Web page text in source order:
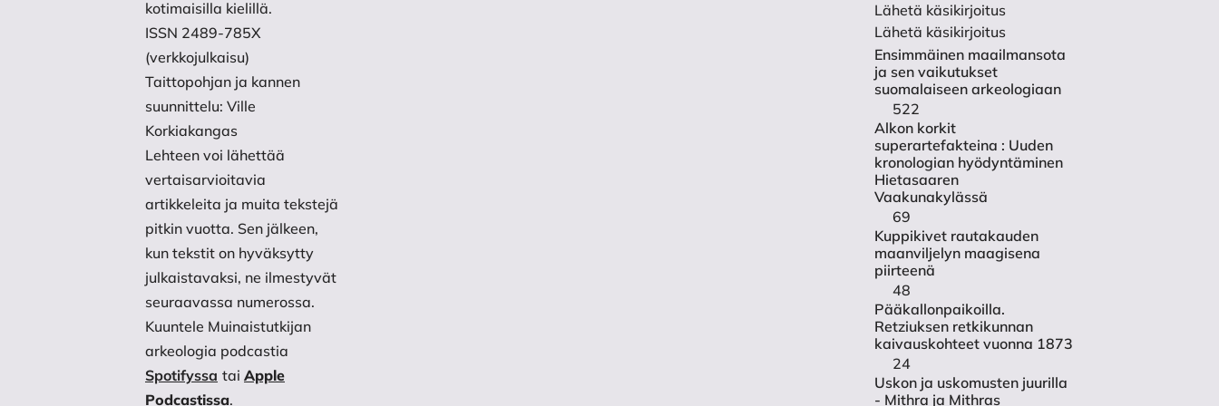
Pääkkönen, L. 1900. Selonteko muinais- ja kansatieteellisestä keräysmatkastani Tornion jokilaaksossa Oulun
Historiallisen Seuran toimesta kesällä 1900. Tutkimusraportti, Museovirasto, Helsinki.
https://www.kyppi.fi/palveluikkuna/raportti/read/asp/r_raportti_det.aspx?RAPORTTI_ID=146472
Saloheimo, V. 1990. Savo Suurvallan valjaissa 1617–1721. Savon historia II:2. Savon Säätiö. Kuopio:
Kustannuskiila Oy.
Sarkkinen, M. 2001. Ylitornio. Ylitornion Tornionjoen osayleiskaava-alueen inventointi 2001. Tutkimusraportti,
Museovirasto, Helsinki.
Simonen, V. 1936. Suomen miesten Ruotsinvallan aikuisia sotilasnimiä ja niitten perut nykyisessä
nimistössämme. Hakkapeliitta 1: 1479–1480.
Skjöldebrand, A. F. 1799. Lohipatoja Tornionjoen Vuennonkoskessa. Historian kuvakokoelma,
HK10000:4122.14. Museovirasto, Helsinki.
kotimaisilla kielillä.
ISSN 2489-785X
(verkkojulkaisu)
Taittopohjan ja kannen
suunnittelu: Ville
Korkiakangas
Lehteen voi lähettää
vertaisarvioitavia
artikkeleita ja muita tekstejä
pitkin vuotta. Sen jälkeen,
kun tekstit on hyväksytty
julkaistavaksi, ne ilmestyvät
seuraavassa numerossa.
Kuuntele Muinaistutkijan
arkeologia podcastia
Spotifyssa tai Apple
Podcastissa.
Lähetä käsikirjoitus
Lähetä käsikirjoitus
Ensimmäinen maailmansota
ja sen vaikutukset
suomalaiseen arkeologiaan
522
Alkon korkit
superartefakteina : Uuden
kronologian hyödyntäminen
Hietasaaren
Vaakunakylässä
69
Kuppikivet rautakauden
maanviljelyn maagisena
piirteenä
48
Pääkallonpaikoilla.
Retziuksen retkikunnan
kaivauskohteet vuonna 1873
24
Uskon ja uskomusten juurilla
- Mithra ja Mithras